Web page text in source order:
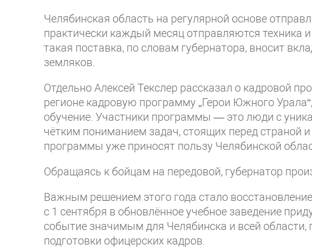
Челябинская область на регулярной основе
практически каждый месяц отправляются техника
такая поставка, по словам губернатора, вносит
земляков.
Отдельно Алексей Текслер рассказал о кадровой
регионе кадровую программу „Герои Южного
обучение. Участники программы — это люди с
чётким пониманием задач, стоящих перед страной
программы уже приносят пользу Челябинской
Обращаясь к бойцам на передовой, губернатор
Важным решением этого года стало
с 1 сентября в обновлённое учебное заведение
событие значимым для Челябинска и всей
подготовки офицерских кадров.